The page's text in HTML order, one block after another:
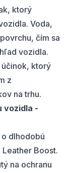
ktorý
Voda,
čím sa
vozidla.
ktorý
z
na trhu.
vozidla -
dlhodobú
Boost.
na ochranu